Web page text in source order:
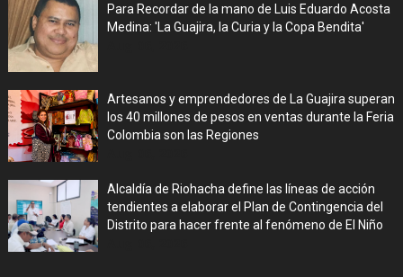
Para Recordar de la mano de Luis Eduardo Acosta
Medina: 'La Guajira, la Curia y la Copa Bendita'
Artesanos y emprendedores de La Guajira superan
los 40 millones de pesos en ventas durante la Feria
Colombia son las Regiones
Alcaldía de Riohacha define las líneas de acción
tendientes a elaborar el Plan de Contingencia del
Distrito para hacer frente al fenómeno de El Niño